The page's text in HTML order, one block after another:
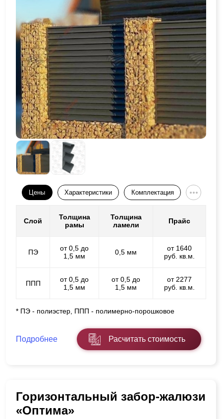
Цены Характеристики Комплектация
Слой
Толщина
рамы
Толщина
ламели
Прайс
ПЭ
от 0,5 до
1,5 мм
0,5 мм
от 1640
руб. кв.м.
ППП
от 0,5 до
1,5 мм
от 0,5 до
1,5 мм
от 2277
руб. кв.м.
* ПЭ - полиэстер, ППП - полимерно-порошковое
Подробнее Расчитать стоимость
Горизонтальный забор-жалюзи
«Оптима»